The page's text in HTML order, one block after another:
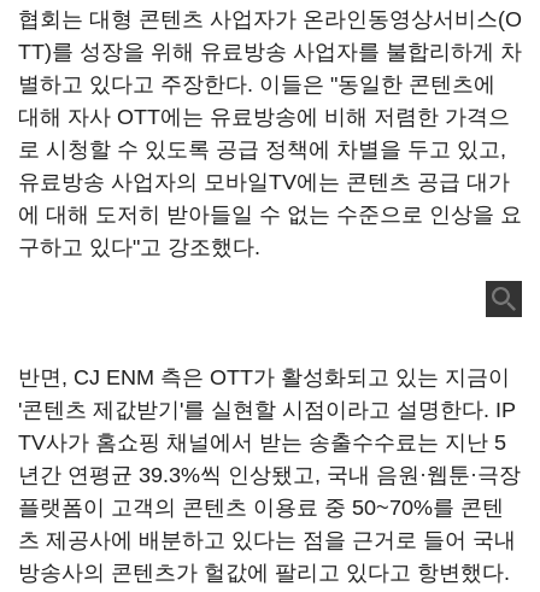
협회는 대형 콘텐츠 사업자가 온라인동영상서비스(O
TT)를 성장을 위해 유료방송 사업자를 불합리하게 차
별하고 있다고 주장한다. 이들은 "동일한 콘텐츠에
대해 자사 OTT에는 유료방송에 비해 저렴한 가격으
로 시청할 수 있도록 공급 정책에 차별을 두고 있고,
유료방송 사업자의 모바일TV에는 콘텐츠 공급 대가
에 대해 도저히 받아들일 수 없는 수준으로 인상을 요
구하고 있다"고 강조했다.
반면, CJ ENM 측은 OTT가 활성화되고 있는 지금이
'콘텐츠 제값받기'를 실현할 시점이라고 설명한다. IP
TV사가 홈쇼핑 채널에서 받는 송출수수료는 지난 5
년간 연평균 39.3%씩 인상됐고, 국내 음원·웹툰·극장
플랫폼이 고객의 콘텐츠 이용료 중 50~70%를 콘텐
츠 제공사에 배분하고 있다는 점을 근거로 들어 국내
방송사의 콘텐츠가 헐값에 팔리고 있다고 항변했다.